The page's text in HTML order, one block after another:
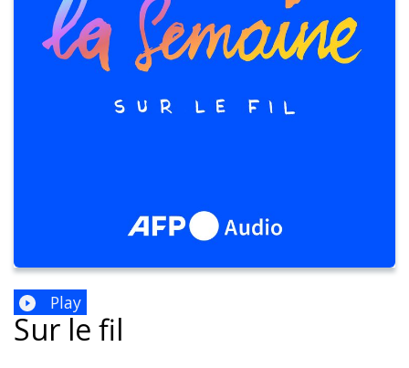
Play
Sur le fil